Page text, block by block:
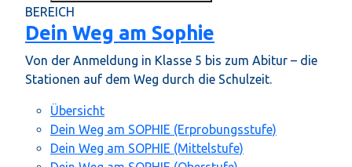
BEREICH
Dein Weg am Sophie
Von der Anmeldung in Klasse 5 bis zum Abitur – die
Stationen auf dem Weg durch die Schulzeit.
Übersicht
Dein Weg am SOPHIE (Erprobungsstufe)
Dein Weg am SOPHIE (Mittelstufe)